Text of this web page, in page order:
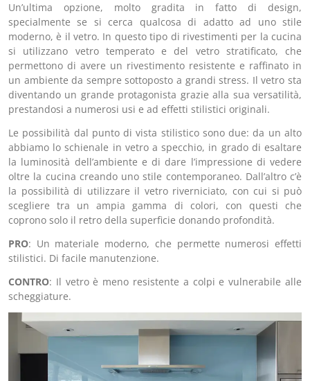
Un’ultima opzione, molto gradita in fatto di design,
specialmente se si cerca qualcosa di adatto ad uno stile
moderno, è il vetro. In questo tipo di rivestimenti per la cucina
si utilizzano vetro temperato e del vetro stratificato, che
permettono di avere un rivestimento resistente e raffinato in
un ambiente da sempre sottoposto a grandi stress. Il vetro sta
diventando un grande protagonista grazie alla sua versatilità,
prestandosi a numerosi usi e ad effetti stilistici originali.
Le possibilità dal punto di vista stilistico sono due: da un alto
abbiamo lo schienale in vetro a specchio, in grado di esaltare
la luminosità dell’ambiente e di dare l’impressione di vedere
oltre la cucina creando uno stile contemporaneo. Dall’altro c’è
la possibilità di utilizzare il vetro riverniciato, con cui si può
scegliere tra un ampia gamma di colori, con questi che
coprono solo il retro della superficie donando profondità.
PRO: Un materiale moderno, che permette numerosi effetti
stilistici. Di facile manutenzione.
CONTRO: Il vetro è meno resistente a colpi e vulnerabile alle
scheggiature.